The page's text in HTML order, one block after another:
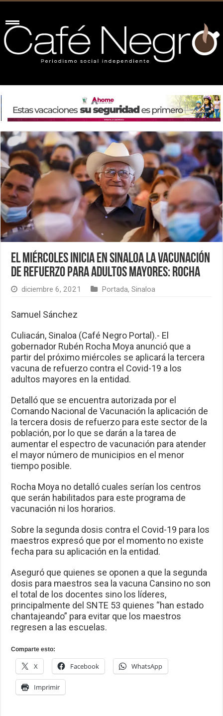
El miércoles inicia en Sinaloa la vacunación
de refuerzo para adultos mayores: Rocha
diciembre 6, 2021 Portada,Sinaloa
Samuel Sánchez
Culiacán, Sinaloa (Café Negro Portal).- El
gobernador Rubén Rocha Moya anunció que a
partir del próximo miércoles se aplicará la tercera
vacuna de refuerzo contra el Covid-19 a los
adultos mayores en la entidad.
Detalló que se encuentra autorizada por el
Comando Nacional de Vacunación la aplicación de
la tercera dosis de refuerzo para este sector de la
población, por lo que se darán a la tarea de
aumentar el espectro de vacunación para atender
el mayor número de municipios en el menor
tiempo posible.
Rocha Moya no detalló cuales serían los centros
que serán habilitados para este programa de
vacunación ni los horarios.
Sobre la segunda dosis contra el Covid-19 para los
maestros expresó que por el momento no existe
fecha para su aplicación en la entidad.
Aseguró que quienes se oponen a que la segunda
dosis para maestros sea la vacuna Cansino no son
el total de los docentes sino los líderes,
principalmente del SNTE 53 quienes “han estado
chantajeando” para evitar que los maestros
regresen a las escuelas.
Comparte esto:
X Facebook WhatsApp
Imprimir